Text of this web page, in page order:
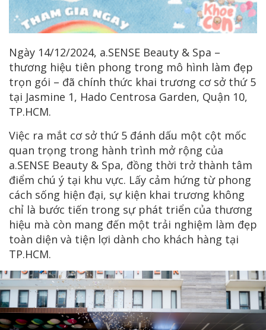
Ngày 14/12/2024, a.SENSE Beauty & Spa –
thương hiệu tiên phong trong mô hình làm đẹp
trọn gói – đã chính thức khai trương cơ sở thứ 5
tại Jasmine 1, Hado Centrosa Garden, Quận 10,
TP.HCM.
Việc ra mắt cơ sở thứ 5 đánh dấu một cột mốc
quan trọng trong hành trình mở rộng của
a.SENSE Beauty & Spa, đồng thời trở thành tâm
điểm chú ý tại khu vực. Lấy cảm hứng từ phong
cách sống hiện đại, sự kiện khai trương không
chỉ là bước tiến trong sự phát triển của thương
hiệu mà còn mang đến một trải nghiệm làm đẹp
toàn diện và tiện lợi dành cho khách hàng tại
TP.HCM.